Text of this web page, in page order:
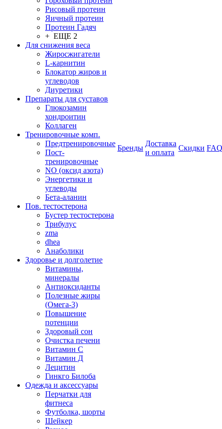
Рисовый протеин
Яичный протеин
Протеин Гадяч
+ ЕЩЕ 2
Для снижения веса
Жиросжигатели
L-карнитин
Блокатор жиров и
углеводов
Диуретики
Препараты для суставов
Глюкозамин
хондроитин
Коллаген
Тренировочные комп.
Предтренировочные
Пост-
тренировочные
NO (оксид азота)
Энергетики и
углеводы
Бета-аланин
Пов. тестостерона
Бустер тестостерона
Трибулус
zma
dhea
Анаболики
Здоровье и долголетие
Витамины,
минералы
Антиоксиданты
Полезные жиры
(Омега-3)
Повышение
потенции
Здоровый сон
Очистка печени
Витамин С
Витамин Д
Лецитин
Гинкго Билоба
Одежда и аксессуары
Перчатки для
фитнеса
Футболка, шорты
Шейкер
Бренды
Доставка
и оплата
Скидки FAQ